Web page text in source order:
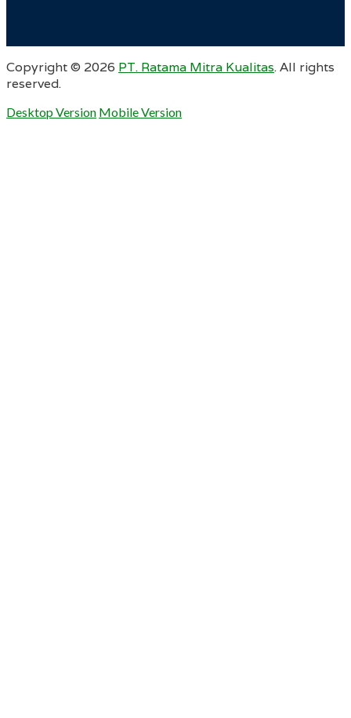
Copyright © 2026 PT. Ratama Mitra Kualitas. All rights
reserved.
Desktop Version Mobile Version